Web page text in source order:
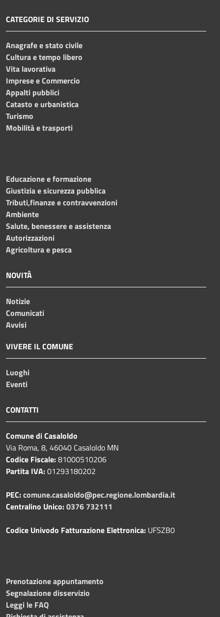
CATEGORIE DI SERVIZIO
Anagrafe e stato civile
Cultura e tempo libero
Vita lavorativa
Imprese e Commercio
Appalti pubblici
Catasto e urbanistica
Turismo
Mobilità e trasporti
Educazione e formazione
Giustizia e sicurezza pubblica
Tributi,finanze e contravvenzioni
Ambiente
Salute, benessere e assistenza
Autorizzazioni
Agricoltura e pesca
NOVITÀ
Notizie
Comunicati
Avvisi
VIVERE IL COMUNE
Luoghi
Eventi
CONTATTI
Comune di Casaloldo
Via Roma, 8, 46040 Casaloldo MN
Codice Fiscale:81000510206
Partita IVA:01293180202
PEC:comune.casaloldo@pec.regione.lombardia.it
Centralino Unico:0376 732111
Codice Univodo Fatturazione Elettronica: UFSZB0
Prenotazione appuntamento
Segnalazione disservizio
Leggi le FAQ